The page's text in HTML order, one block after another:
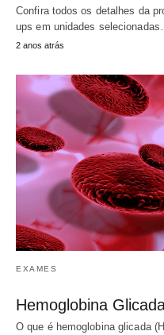
Confira todos os detalhes da
ups em unidades
2 anos atrás
EXAMES
Hemoglobina
O que é hemoglobina glicada